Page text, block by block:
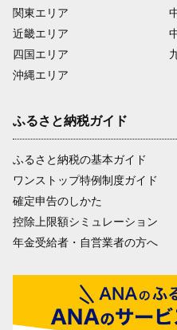
関東エリア
近畿エリア
四国エリア
沖縄エリア
ふるさと納税ガイド
ふるさと納税の基本ガイド
ワンストップ特例制度ガイド
確定申告のしかた
控除上限額シミュレーション
年金受給者・自営業者の方へ